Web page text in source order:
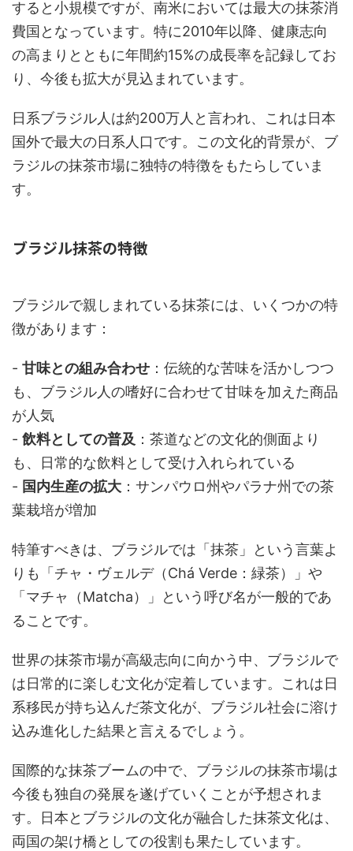
すると小規模ですが、南米においては最大の抹茶消
費国となっています。特に2010年以降、健康志向
の高まりとともに年間約15%の成長率を記録してお
り、今後も拡大が見込まれています。
日系ブラジル人は約200万人と言われ、これは日本
国外で最大の日系人口です。この文化的背景が、ブ
ラジルの抹茶市場に独特の特徴をもたらしていま
す。
ブラジル抹茶の特徴
ブラジルで親しまれている抹茶には、いくつかの特
徴があります：
- 甘味との組み合わせ ：伝統的な苦味を活かしつつ
も、ブラジル人の嗜好に合わせて甘味を加えた商品
が人気
- 飲料としての普及 ：茶道などの文化的側面より
も、日常的な飲料として受け入れられている
- 国内生産の拡大 ：サンパウロ州やパラナ州での茶
葉栽培が増加
特筆すべきは、ブラジルでは「抹茶」という言葉よ
りも「チャ・ヴェルデ（Chá Verde：緑茶）」や
「マチャ（Matcha）」という呼び名が一般的であ
ることです。
世界の抹茶市場が高級志向に向かう中、ブラジルで
は日常的に楽しむ文化が定着しています。これは日
系移民が持ち込んだ茶文化が、ブラジル社会に溶け
込み進化した結果と言えるでしょう。
国際的な抹茶ブームの中で、ブラジルの抹茶市場は
今後も独自の発展を遂げていくことが予想されま
す。日本とブラジルの文化が融合した抹茶文化は、
両国の架け橋としての役割も果たしています。